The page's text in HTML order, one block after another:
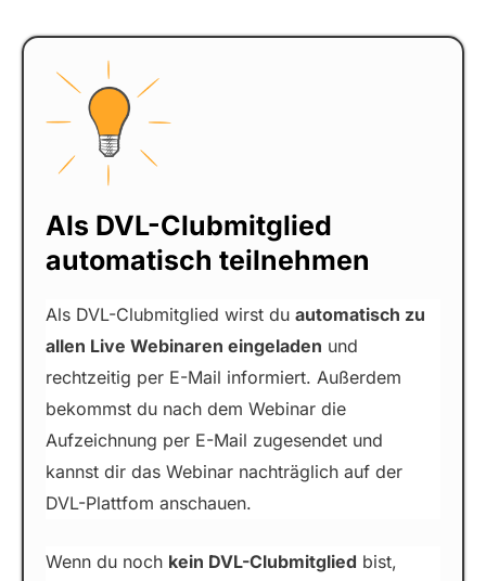
Als DVL-Clubmitglied
automatisch teilnehmen
Als DVL-Clubmitglied wirst du automatisch zu
allen Live Webinaren eingeladen und
rechtzeitig per E-Mail informiert. Außerdem
bekommst du nach dem Webinar die
Aufzeichnung per E-Mail zugesendet und
kannst dir das Webinar nachträglich auf der
DVL-Plattfom anschauen.
Wenn du noch kein DVL-Clubmitglied bist,